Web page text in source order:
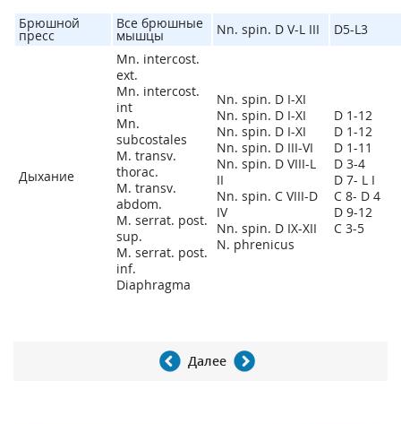
Брюшной
пресс
Все брюшные
мышцы Nn. spin. D V-L III D5-L3
Дыхание
Mn. intercost.
ext.
Mn. intercost.
int
Mn.
subcostales
M. transv.
thorac.
M. transv.
abdom.
M. serrat. post.
sup.
M. serrat. post.
inf.
Diaphragma
Nn. spin. D I-XI
Nn. spin. D I-XI
Nn. spin. D I-XI
Nn. spin. D III-VI
Nn. spin. D VIII-L
II
Nn. spin. C VIII-D
IV
Nn. spin. D IX-XII
N. phrenicus
D 1-12
D 1-12
D 1-11
D 3-4
D 7- L I
C 8- D 4
D 9-12
C 3-5
Далее